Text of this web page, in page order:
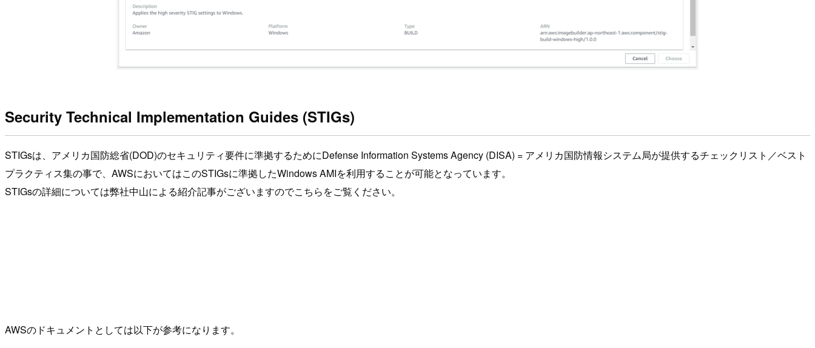
Security Technical Implementation Guides (STIGs)
STIGsは、アメリカ国防総省(DOD)のセキュリティ要件に準拠するためにDefense Information Systems Agency (DISA) = アメリカ国防情報システム局が提供するチェックリスト／ベスト
プラクティス集の事で、AWSにおいてはこのSTIGsに準拠したWindows AMIを利用することが可能となっています。
STIGsの詳細については弊社中山による紹介記事がございますのでこちらをご覧ください。
AWSのドキュメントとしては以下が参考になります。